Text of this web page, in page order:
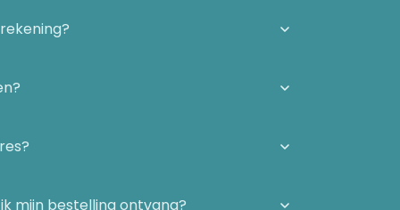
mijn bestelling ontvang?